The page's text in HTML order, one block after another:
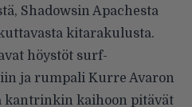
Shadowsin Apachesta
kitarakulusta.
höystöt surf-
ja rumpali Kurre Avaron
kantrinkin kaihoon pitävät